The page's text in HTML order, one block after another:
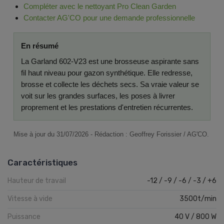
Compléter avec le nettoyant Pro Clean Garden
Contacter AG'CO pour une demande professionnelle
En résumé
La Garland 602-V23 est une brosseuse aspirante sans
fil haut niveau pour gazon synthétique. Elle redresse,
brosse et collecte les déchets secs. Sa vraie valeur se
voit sur les grandes surfaces, les poses à livrer
proprement et les prestations d'entretien récurrentes.
Mise à jour du 31/07/2026 - Rédaction : Geoffrey Forissier / AG'CO.
Caractéristiques
Hauteur de travail -12 / -9 / -6 / -3 / +6
Vitesse à vide 3500t/min
Puissance 40 V / 800 W